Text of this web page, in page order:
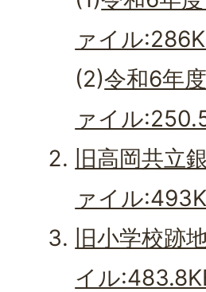
ァイル
(2)令和6年
ァイル
旧高岡共立
ァイル
旧小学校跡
イル